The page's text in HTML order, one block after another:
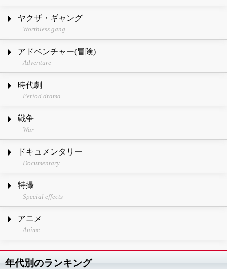
ヤクザ・ギャング
Worthless gang
アドベンチャー(冒険)
Adventure
時代劇
Period drama
戦争
War
ドキュメンタリー
Documentary
特撮
Special effects
アニメ
Anime
年代別のランキング